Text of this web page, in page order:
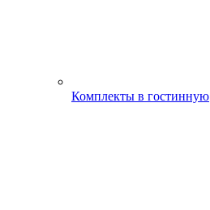
Комплекты в гостинную